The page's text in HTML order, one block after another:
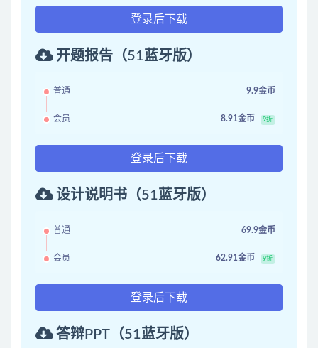
登录后下载
开题报告（51蓝牙版）
普通 9.9金币
会员 8.91金币 9折
登录后下载
设计说明书（51蓝牙版）
普通 69.9金币
会员 62.91金币 9折
登录后下载
答辩PPT（51蓝牙版）